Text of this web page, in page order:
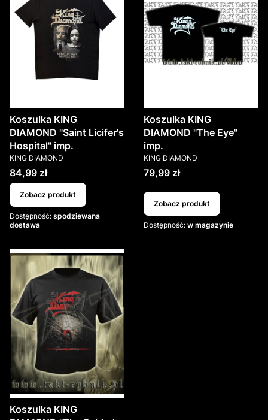
Koszulka KING
DIAMOND "Saint Licifer's
Hospital" imp.
PRODUCENT
KING DIAMOND
Cena
84,99 zł
Zobacz produkt
Dostępność: spodziewana
dostawa
Koszulka KING
DIAMOND "The Eye"
imp.
PRODUCENT
KING DIAMOND
Cena
79,99 zł
Zobacz produkt
Dostępność: w magazynie
Koszulka KING